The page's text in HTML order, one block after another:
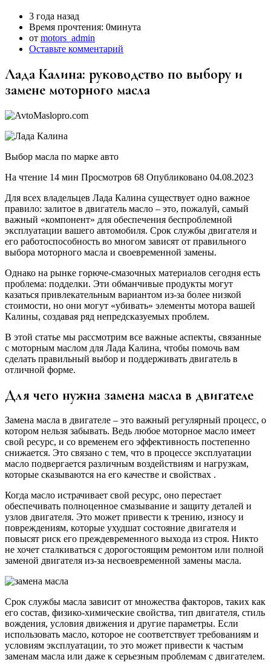
3 года назад
Время прочтения: 0минута
от motors_admin
Оставьте комментарий
Лада Калина: руководство по выбору и
замене моторного масла
Выбор масла по марке авто
На чтение 14 мин Просмотров 68 Опубликовано 04.08.2023
Для всех владельцев Лада Калина существует одно важное
правило: залитое в двигатель масло – это, пожалуй, самый
важный «компонент» для обеспечения беспроблемной
эксплуатации вашего автомобиля. Срок службы двигателя и
его работоспособность во многом зависят от правильного
выбора моторного масла и своевременной замены.
Однако на рынке горюче-смазочных материалов сегодня есть
проблема: подделки. Эти обманчивые продукты могут
казаться привлекательным вариантом из-за более низкой
стоимости, но они могут «убивать» элементы мотора вашей
Калины, создавая ряд непредсказуемых проблем.
В этой статье мы рассмотрим все важные аспекты, связанные
с моторным маслом для Лада Калина, чтобы помочь вам
сделать правильный выбор и поддерживать двигатель в
отличной форме.
Для чего нужна замена масла в двигателе
Замена масла в двигателе – это важный регулярный процесс, о
котором нельзя забывать. Ведь любое моторное масло имеет
свой ресурс, и со временем его эффективность постепенно
снижается. Это связано с тем, что в процессе эксплуатации
масло подвергается различным воздействиям и нагрузкам,
которые сказываются на его качестве и свойствах .
Когда масло истрачивает свой ресурс, оно перестает
обеспечивать полноценное смазывание и защиту деталей и
узлов двигателя. Это может привести к трению, износу и
повреждениям, которые ухудшат состояние двигателя и
повысят риск его преждевременного выхода из строя. Никто
не хочет сталкиваться с дорогостоящим ремонтом или полной
заменой двигателя из-за несвоевременной замены масла.
Срок службы масла зависит от множества факторов, таких как
его состав, физико-химические свойства, тип двигателя, стиль
вождения, условия движения и другие параметры. Если
использовать масло, которое не соответствует требованиям и
условиям эксплуатации, то это может привести к частым
заменам масла или даже к серьезным проблемам с двигателем.